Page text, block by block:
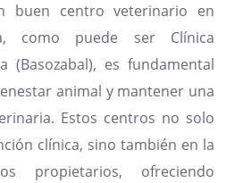
buen centro veterinario en
como puede ser Clínica
(Basozabal), es fundamental
animal y mantener una
Estos centros no solo
clínica, sino también en la
propietarios, ofreciendo